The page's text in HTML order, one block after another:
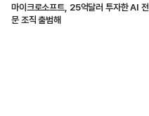
마이크로소프트, 25억달러 투자한 AI 전
문 조직 출범해